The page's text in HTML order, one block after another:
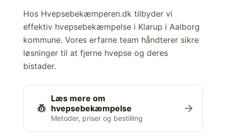
Hos Hvepsebekæmperen.dk tilbyder vi
effektiv hvepsebekæmpelse i Klarup i Aalborg
kommune. Vores erfarne team håndterer sikre
løsninger til at fjerne hvepse og deres
bistader.
pest_control
Læs mere om
hvepsebekæmpelse
Metoder, priser og bestilling
arrow_forward